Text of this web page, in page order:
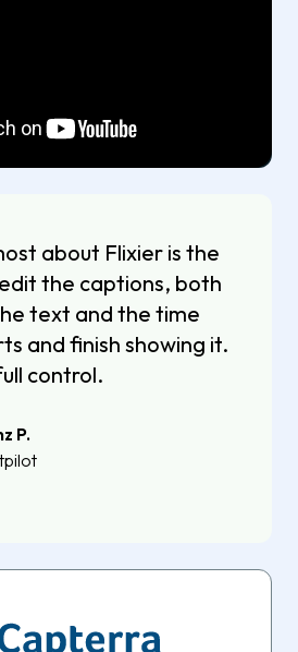
about Flixier is the
the captions, both
text and the time
and finish showing it.
control.
P.